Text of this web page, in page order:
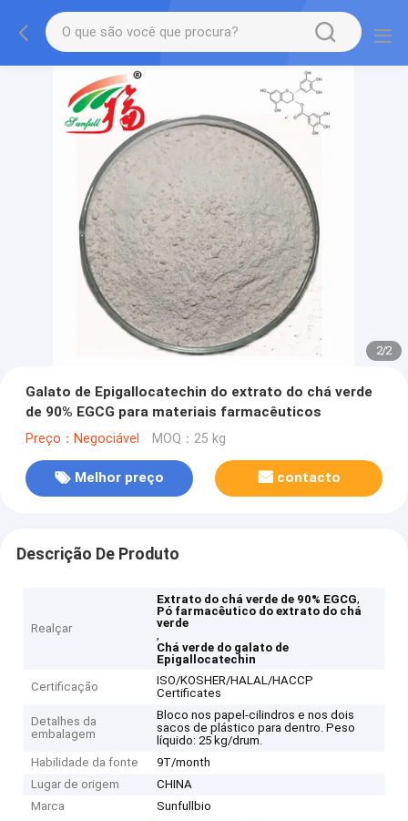
2/2
Galato de Epigallocatechin do extrato do chá verde
de 90% EGCG para materiais farmacêuticos
Preço：Negociável MOQ：25 kg
Melhor preço contacto
Descrição De Produto
Realçar
Extrato do chá verde de 90% EGCG,
Pó farmacêutico do extrato do chá
verde
,
Chá verde do galato de
Epigallocatechin
Certificação
ISO/KOSHER/HALAL/HACCP
Certificates
Detalhes da
embalagem
Bloco nos papel-cilindros e nos dois
sacos de plástico para dentro. Peso
líquido: 25 kg/drum.
Habilidade da fonte
9T/month
Lugar de origem
CHINA
Marca
Sunfullbio